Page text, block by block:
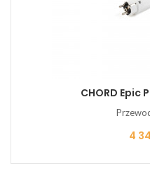
CHORD Epic
Cena
4